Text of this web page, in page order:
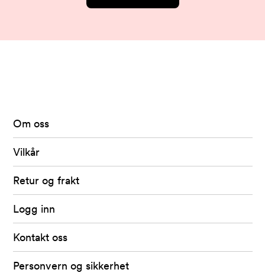
av
Fretex
Om oss
Vilkår
Retur og frakt
Logg inn
Kontakt oss
Personvern og sikkerhet